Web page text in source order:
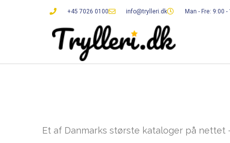
+45 7026 0100 info@trylleri.dk Man - Fre: 9:00 -
Et af Danmarks største kataloger på